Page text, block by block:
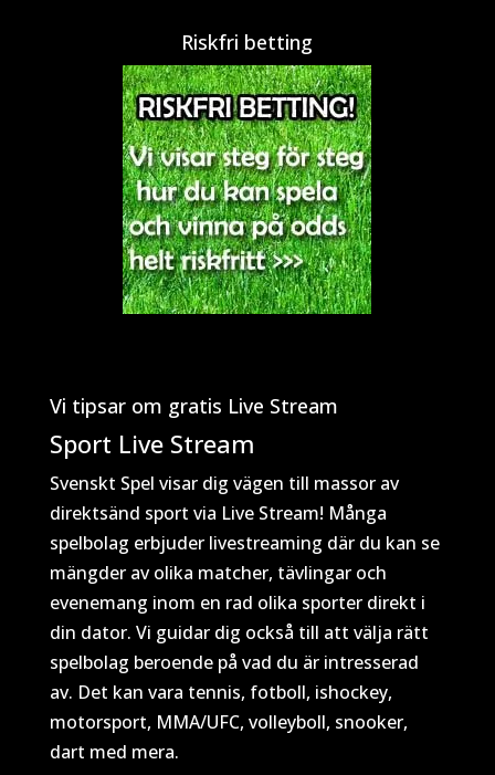
Riskfri betting
Vi tipsar om gratis Live Stream
Sport Live Stream
Svenskt Spel visar dig vägen till massor av
direktsänd sport via Live Stream! Många
spelbolag erbjuder livestreaming där du kan se
mängder av olika matcher, tävlingar och
evenemang inom en rad olika sporter direkt i
din dator. Vi guidar dig också till att välja rätt
spelbolag beroende på vad du är intresserad
av. Det kan vara tennis, fotboll, ishockey,
motorsport, MMA/UFC, volleyboll, snooker,
dart med mera.